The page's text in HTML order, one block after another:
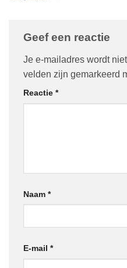
Geef een reactie
Je e-mailadres wordt
velden zijn gemarkeerd
Reactie *
Naam *
E-mail *